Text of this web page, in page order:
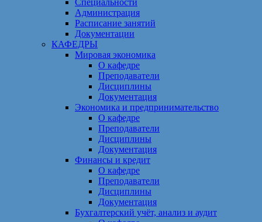
Специальности
Администрация
Расписание занятий
Документации
КАФЕДРЫ
Мировая экономика
О кафедре
Преподаватели
Дисциплины
Документация
Экономика и предпринимательство
О кафедре
Преподаватели
Дисциплины
Документация
Финансы и кредит
О кафедре
Преподаватели
Дисциплины
Документация
Бухгалтерский учёт, анализ и аудит